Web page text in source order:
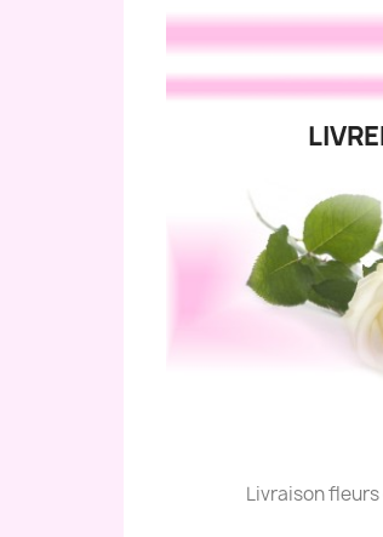
Livraison fleurs